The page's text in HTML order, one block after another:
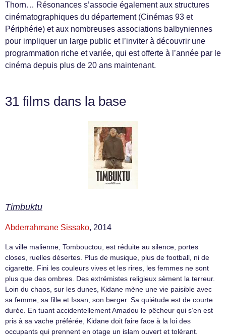
Thorn… Résonances s’associe également aux structures
cinématographiques du département (Cinémas 93 et
Périphérie) et aux nombreuses associations balbyniennes
pour impliquer un large public et l’inviter à découvrir une
programmation riche et variée, qui est offerte à l’année par le
cinéma depuis plus de 20 ans maintenant.
31 films dans la base
Timbuktu
Abderrahmane Sissako, 2014
La ville malienne, Tombouctou, est réduite au silence, portes
closes, ruelles désertes. Plus de musique, plus de football, ni de
cigarette. Fini les couleurs vives et les rires, les femmes ne sont
plus que des ombres. Des extrémistes religieux sèment la terreur.
Loin du chaos, sur les dunes, Kidane mène une vie paisible avec
sa femme, sa fille et Issan, son berger. Sa quiétude est de courte
durée. En tuant accidentellement Amadou le pêcheur qui s’en est
pris à sa vache préférée, Kidane doit faire face à la loi des
occupants qui prennent en otage un islam ouvert et tolérant.